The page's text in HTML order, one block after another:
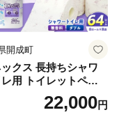
開成町
クス 長持ちシャワ
用 トイレットペー
ダブル）64ロール(8ロ
パック) 開成町 トイレ
22,000円